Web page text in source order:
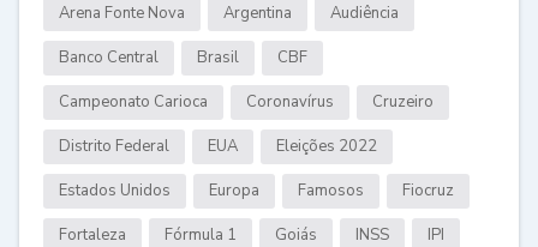
Arena Fonte Nova Argentina Audiência
Banco Central Brasil CBF
Campeonato Carioca Coronavírus Cruzeiro
Distrito Federal EUA Eleições 2022
Estados Unidos Europa Famosos Fiocruz
Fortaleza Fórmula 1 Goiás INSS IPI